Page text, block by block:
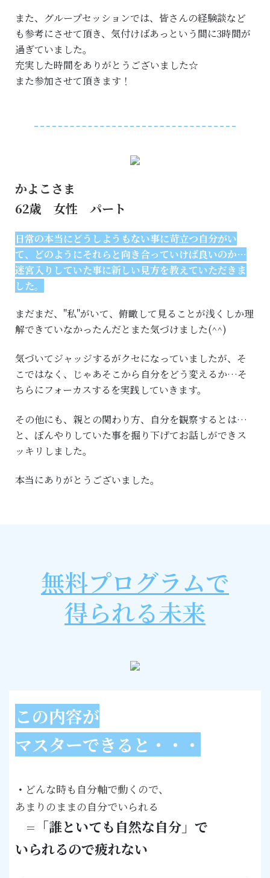
また、グループセッションでは、皆さんの経験談など
も参考にさせて頂き、気付けばあっという間に3時間が
過ぎていました。
充実した時間をありがとうございました☆
また参加させて頂きます！
かよこさま
62歳 女性 パート
日常の本当にどうしようもない事に苛立つ自分がい
て、どのようにそれらと向き合っていけば良いのか…
迷宮入りしていた事に新しい見方を教えていただきま
した。
まだまだ、"私"がいて、俯瞰して見ることが浅くしか理
解できていなかったんだとまた気づけました(^^)
気づいてジャッジするがクセになっていましたが、そ
こではなく、じゃあそこから自分をどう変えるか…そ
ちらにフォーカスするを実践していきます。
その他にも、親との関わり方、自分を観察するとは…
と、ぼんやりしていた事を掘り下げてお話しができス
ッキリしました。
本当にありがとうございました。
無料プログラムで
得られる未来
この内容が
マスターできると・・・
・ どんな時も自分軸で動くので、
あまりのままの自分でいられる
＝
「誰といても自然な自分」で
いられるので疲れない